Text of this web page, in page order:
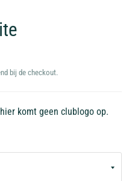
bij de checkout.
komt geen clublogo op.